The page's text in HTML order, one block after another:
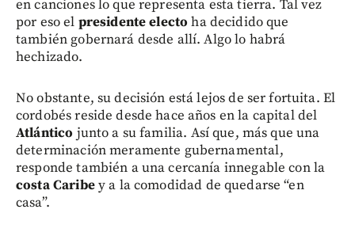
en canciones lo que representa esta tierra. Tal vez
por eso el presidente electo ha decidido que
también gobernará desde allí. Algo lo habrá
hechizado.
No obstante, su decisión está lejos de ser fortuita. El
cordobés reside desde hace años en la capital del
Atlántico junto a su familia. Así que, más que una
determinación meramente gubernamental,
responde también a una cercanía innegable con la
costa Caribey a la comodidad de quedarse “en
casa”.